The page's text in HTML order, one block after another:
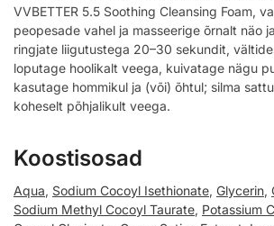
VVBETTER 5.5 Soothing Cleansing Foam,
peopesade vahel ja masseerige õrnalt näo
ringjate liigutustega 20–30 sekundit,
loputage hoolikalt veega, kuivatage nägu
kasutage hommikul ja (või) õhtul; silma
koheselt põhjalikult veega.
Koostisosad
Aqua, Sodium Cocoyl Isethionate, Glycerin,
Sodium Methyl Cocoyl Taurate, Potassium